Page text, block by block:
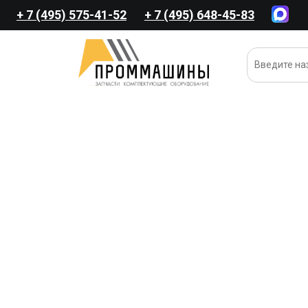
+ 7 (495) 575-41-52 + 7 (495) 648-45-83